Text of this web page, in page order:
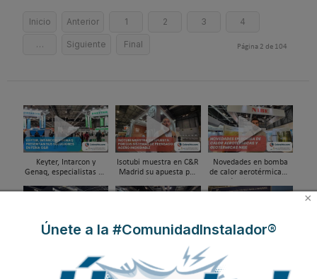
Inicio Anterior 1 2 3 4
… Siguiente Final Página 2 de 104
Keyter, Intarcon y
Genaq, especialistas en
alta eficiencia en Feria
Isotubi muestra en C&R
Madrid su apuesta por
prensado en acero
Novedades en bomba
de calor aerotérmicas y
Feria C&R 2025
Panasonic en Feria C&R
25
ecosistema tecnológico
en Feria C&R 2025
novedades para
integración de aire
acondicionado y
×
Únete a la #ComunidadInstalador®